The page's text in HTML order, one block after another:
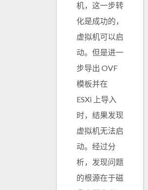
机，这一步转
化是成功的，
虚拟机可以启
动。但是进一
步导出 OVF
模板并在
ESXi 上导入
时，结果发现
虚拟机无法启
动。经过分
析，发现问题
的根源在于磁